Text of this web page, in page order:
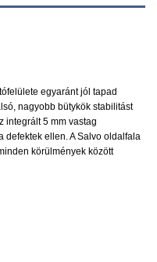
egyaránt jól tapad
nagyobb bütykök stabilitást
integrált 5 mm vastag
defektek ellen. A Salvo oldalfala
körülmények között